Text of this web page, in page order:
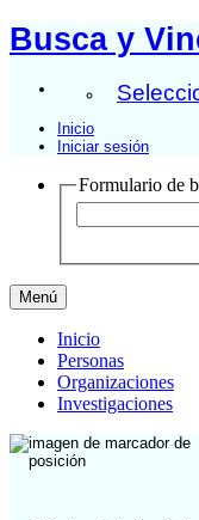
Busca y
Inicio
Iniciar sesión
Formulario de
Menú
Inicio
Personas
Organizaciones
Investigaciones